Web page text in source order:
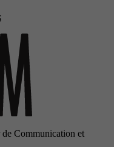
Communication et